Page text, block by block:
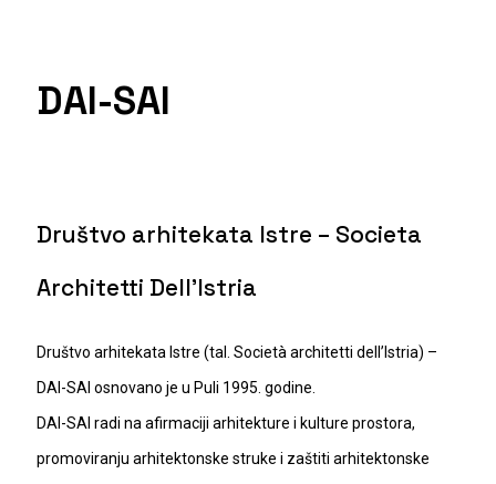
DAI-SAI
Društvo arhitekata Istre – Societa
Architetti Dell’Istria
Društvo arhitekata Istre (tal. Società architetti dell’Istria) –
DAI-SAI osnovano je u Puli 1995. godine.
DAI-SAI radi na afirmaciji arhitekture i kulture prostora,
promoviranju arhitektonske struke i zaštiti arhitektonske